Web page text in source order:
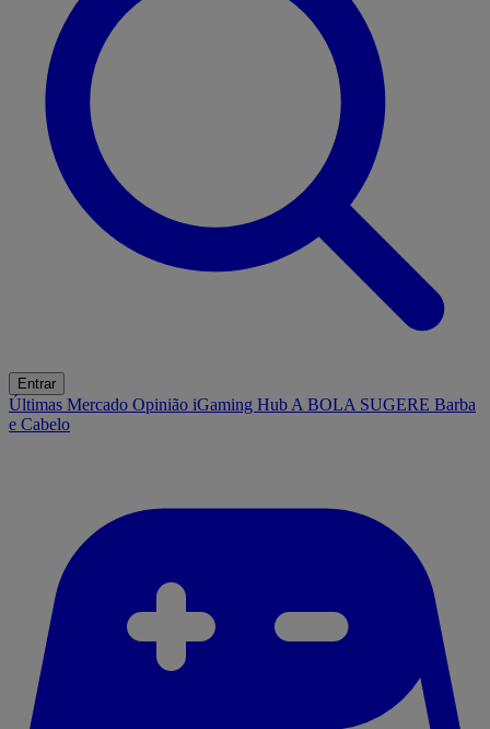
Entrar
Últimas Mercado Opinião iGaming Hub A BOLA SUGERE Barba
e Cabelo